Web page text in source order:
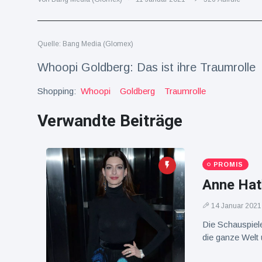
Reisen & Abenteuer (2252)
Neueste
Nachrichten
England":
nach WM-
Aus
Sorge um
Jungstorch
nimmt
glückliche
Wendung
16 Juli
Aufrufe
Vor WM-
Finale:
Rauch-
Quelle: Bang Media (Glomex)
Whoopi Goldberg: Das ist ihre Traumrolle
Shopping: Whoopi Goldberg Traumrolle
Verwandte Beiträge
PROMIS
Anne
14 Januar 2021
Die
die ganze Welt